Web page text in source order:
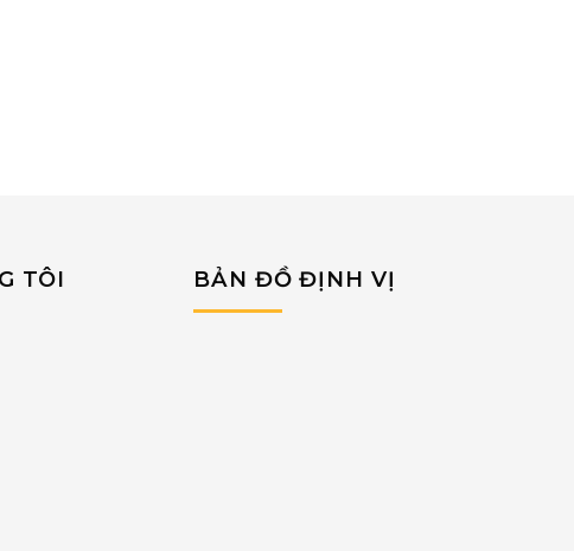
TÔI BẢN ĐỒ ĐỊNH VỊ